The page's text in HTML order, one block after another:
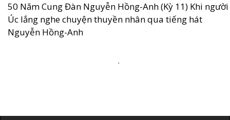
50 Năm Cung Đàn Nguyễn Hồng-Anh (Kỳ 11) Khi người
Úc lắng nghe chuyện thuyền nhân qua tiếng hát
Nguyễn Hồng-Anh
.